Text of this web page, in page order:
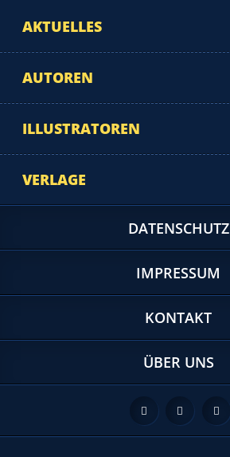
AKTUELLES
AUTOREN
ILLUSTRATOREN
VERLAGE
DATENSCHUTZ
IMPRESSUM
KONTAKT
ÜBER UNS
Feed